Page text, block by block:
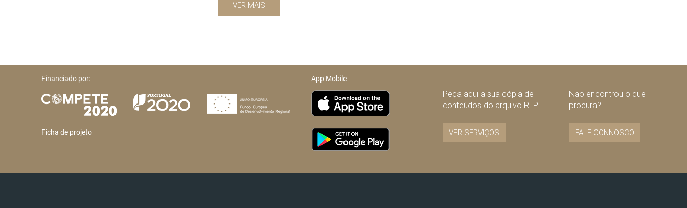
VER MAIS
Financiado por:
Ficha de projeto
App Mobile
Peça aqui a sua cópia de
conteúdos do arquivo RTP
VER SERVIÇOS
Não encontrou o que
procura?
FALE CONNOSCO